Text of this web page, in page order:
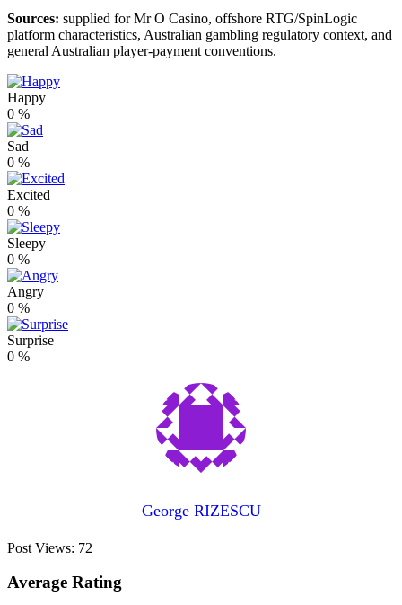
Sources: supplied for Mr O Casino, offshore RTG/SpinLogic
platform characteristics, Australian gambling regulatory context, and
general Australian player-payment conventions.
Happy
0 %
Sad
0 %
Excited
0 %
Sleepy
0 %
Angry
0 %
Surprise
0 %
George RIZESCU
Post Views: 72
Average Rating